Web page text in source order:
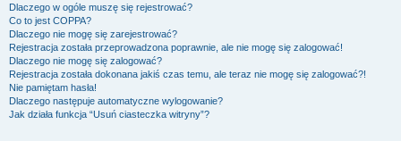
Dlaczego w ogóle muszę się rejestrować?
Co to jest COPPA?
Dlaczego nie mogę się zarejestrować?
Rejestracja została przeprowadzona poprawnie, ale nie mogę się zalogować!
Dlaczego nie mogę się zalogować?
Rejestracja została dokonana jakiś czas temu, ale teraz nie mogę się zalogować?!
Nie pamiętam hasła!
Dlaczego następuje automatyczne wylogowanie?
Jak działa funkcja “Usuń ciasteczka witryny”?